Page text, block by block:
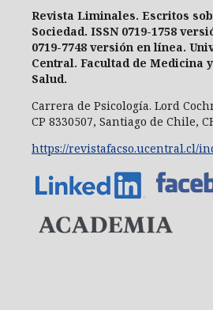
Revista Liminales. Escritos
Sociedad. ISSN 0719-1758
0719-7748 versión en línea.
Central. Facultad de Medicina
Salud.
Carrera de Psicología. Lord
CP 8330507, Santiago de Chile,
https://revistafacso.ucentral.cl/